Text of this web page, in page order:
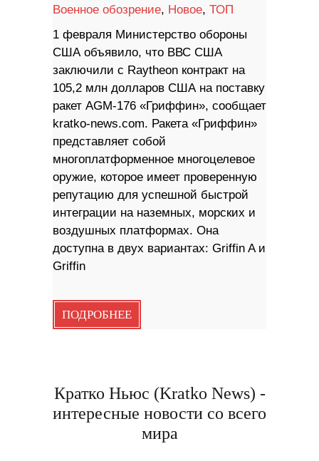
Военное обозрение, Новое, ТОП
1 февраля Министерство обороны
США объявило, что ВВС США
заключили с Raytheon контракт на
105,2 млн долларов США на поставку
ракет AGM-176 «Гриффин», сообщает
kratko-news.com. Ракета «Гриффин»
представляет собой
многоплатформенное многоцелевое
оружие, которое имеет проверенную
репутацию для успешной быстрой
интеграции на наземных, морских и
воздушных платформах. Она
доступна в двух вариантах: Griffin A и
Griffin
ПОДРОБНЕЕ
Кратко Ньюс (Kratko News) -
интересные новости со всего
мира